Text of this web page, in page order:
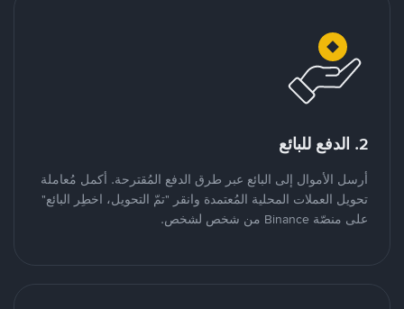
2. الدفع للبائع
أرسل الأموال إلى البائع عبر طرق الدفع المُقترحة. أكمل مُعاملة
تحويل العملات المحلية المُعتمدة وانقر "تمّ التحويل، اخطِر البائع"
على منصّة Binance من شخص لشخص.